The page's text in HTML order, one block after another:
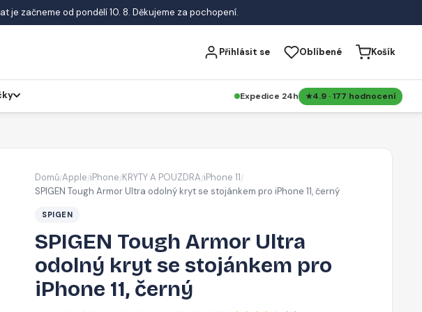
je začneme od pondělí 10. 8. Děkujeme za pochopení.
Přihlásit se Oblíbené Košík
Expedice 24h 4.9 · 177 hodnocení
Domů/Apple/iPhone/KRYTY A POUZDRA/iPhone 11/
SPIGEN Tough Armor Ultra odolný kryt se stojánkem pro iPhone 11, černý
SPIGEN
SPIGEN Tough Armor Ultra
odolný kryt se stojánkem pro
iPhone 11, černý